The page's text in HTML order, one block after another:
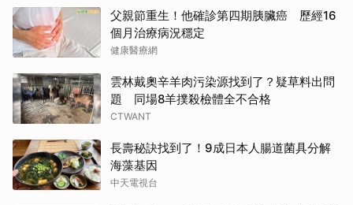
父親節重生！他確診第四期胰臟癌 歷經16
個月治療病況穩定
健康醫療網
雲林戴奧辛羊肉污染源找到了？疑草料出問
題 同場8羊撲殺檢體全不合格
CTWANT
長壽秘訣找到了！9成日本人腸道菌具分解
海藻基因
中天電視台